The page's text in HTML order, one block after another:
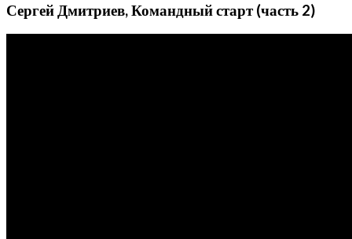
Сергей Дмитриев, Командный старт (часть 2)